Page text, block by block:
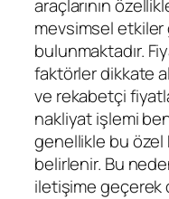
araçlarının
mevsimsel
bulunmaktadır.
faktörler dikkate
ve rekabetçi
nakliyat işlemi
genellikle bu özel
belirlenir. Bu
iletişime geçerek